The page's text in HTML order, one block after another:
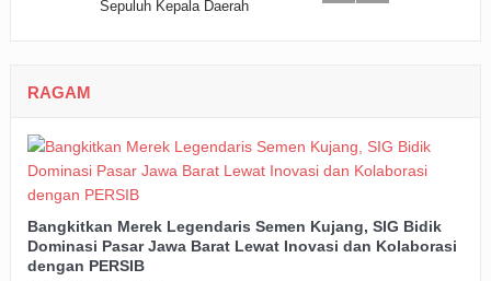
RAGAM
Bangkitkan Merek Legendaris Semen Kujang, SIG Bidik
Dominasi Pasar Jawa Barat Lewat Inovasi dan Kolaborasi
dengan PERSIB